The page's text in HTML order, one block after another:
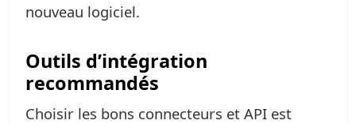
nouveau logiciel.
Outils d’intégration
recommandés
Choisir les bons connecteurs et API est